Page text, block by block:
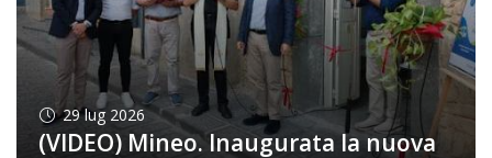
29 lug 2026
(VIDEO) Mineo. Inaugurata la nuova